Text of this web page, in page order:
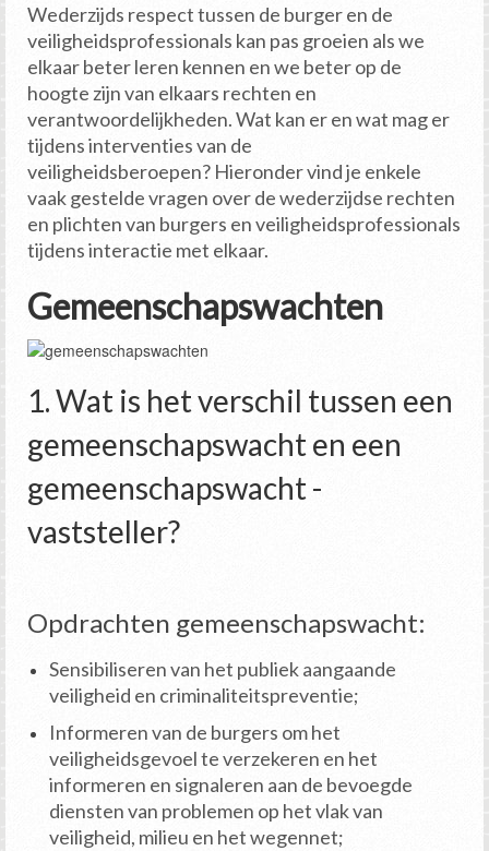
Wederzijds respect tussen de burger en de
veiligheidsprofessionals kan pas groeien als we
elkaar beter leren kennen en we beter op de
hoogte zijn van elkaars rechten en
verantwoordelijkheden. Wat kan er en wat mag er
tijdens interventies van de
veiligheidsberoepen? Hieronder vind je enkele
vaak gestelde vragen over de wederzijdse rechten
en plichten van burgers en veiligheidsprofessionals
tijdens interactie met elkaar.
Gemeenschapswachten
1. Wat is het verschil tussen een
gemeenschapswacht en een
gemeenschapswacht -
vaststeller?
Opdrachten gemeenschapswacht:
Sensibiliseren van het publiek aangaande
veiligheid en criminaliteitspreventie;
Informeren van de burgers om het
veiligheidsgevoel te verzekeren en het
informeren en signaleren aan de bevoegde
diensten van problemen op het vlak van
veiligheid, milieu en het wegennet;